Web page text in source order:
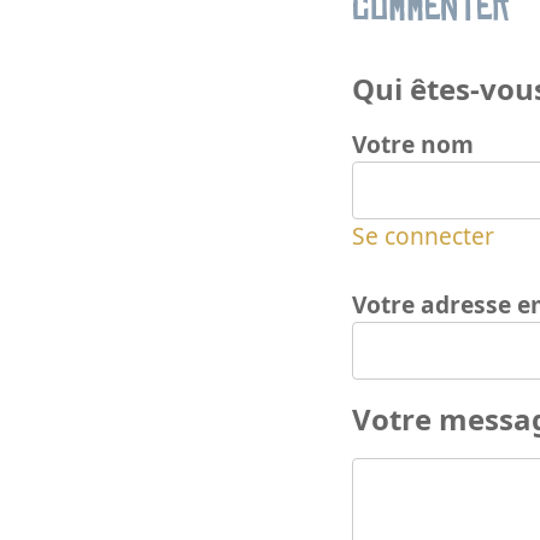
Qui êtes-
Votre nom
Se connecter
Votre adresse
Votre